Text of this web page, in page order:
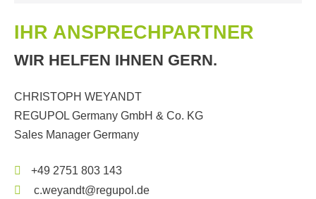
IHR ANSPRECHPARTNER
WIR HELFEN IHNEN GERN.
CHRISTOPH WEYANDT
REGUPOL Germany GmbH & Co. KG
Sales Manager Germany
+49 2751 803 143
c.weyandt@regupol.de